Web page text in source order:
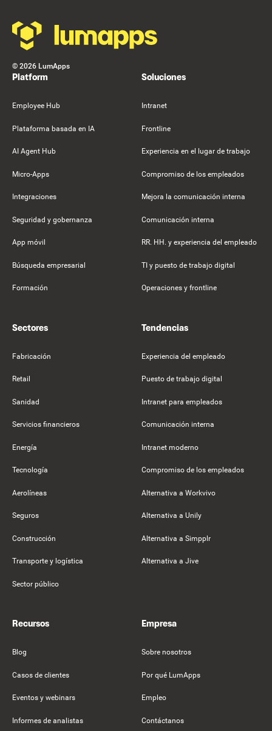
© 2026 LumApps
Platform
Employee Hub
Plataforma basada en IA
AI Agent Hub
Micro-Apps
Integraciones
Seguridad y gobernanza
App móvil
Búsqueda empresarial
Formación
Soluciones
Intranet
Frontline
Experiencia en el lugar de trabajo
Compromiso de los empleados
Mejora la comunicación interna
Comunicación interna
RR. HH. y experiencia del empleado
TI y puesto de trabajo digital
Operaciones y frontline
Sectores
Fabricación
Retail
Sanidad
Servicios financieros
Energía
Tecnología
Aerolíneas
Seguros
Construcción
Transporte y logística
Sector público
Tendencias
Experiencia del empleado
Puesto de trabajo digital
Intranet para empleados
Comunicación interna
Intranet moderno
Compromiso de los empleados
Alternativa a Workvivo
Alternativa a Unily
Alternativa a Simpplr
Alternativa a Jive
Recursos
Blog
Casos de clientes
Eventos y webinars
Informes de analistas
Empresa
Sobre nosotros
Por qué LumApps
Empleo
Contáctanos